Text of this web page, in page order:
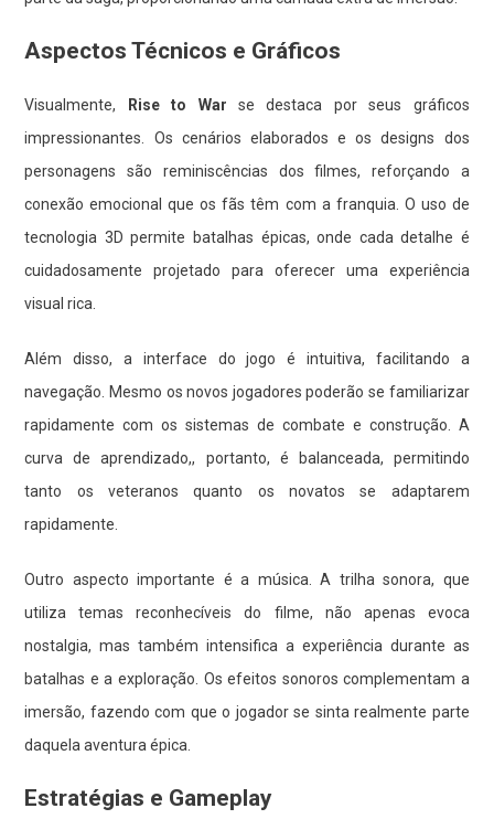
Aspectos Técnicos e Gráficos
Visualmente, Rise to War se destaca por seus gráficos
impressionantes. Os cenários elaborados e os designs dos
personagens são reminiscências dos filmes, reforçando a
conexão emocional que os fãs têm com a franquia. O uso de
tecnologia 3D permite batalhas épicas, onde cada detalhe é
cuidadosamente projetado para oferecer uma experiência
visual rica.
Além disso, a interface do jogo é intuitiva, facilitando a
navegação. Mesmo os novos jogadores poderão se familiarizar
rapidamente com os sistemas de combate e construção. A
curva de aprendizado,, portanto, é balanceada, permitindo
tanto os veteranos quanto os novatos se adaptarem
rapidamente.
Outro aspecto importante é a música. A trilha sonora, que
utiliza temas reconhecíveis do filme, não apenas evoca
nostalgia, mas também intensifica a experiência durante as
batalhas e a exploração. Os efeitos sonoros complementam a
imersão, fazendo com que o jogador se sinta realmente parte
daquela aventura épica.
Estratégias e Gameplay